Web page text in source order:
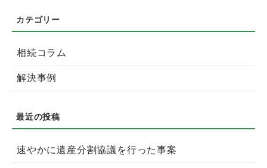
相続コラム
解決事例
速やかに遺産分割協議を行った事案